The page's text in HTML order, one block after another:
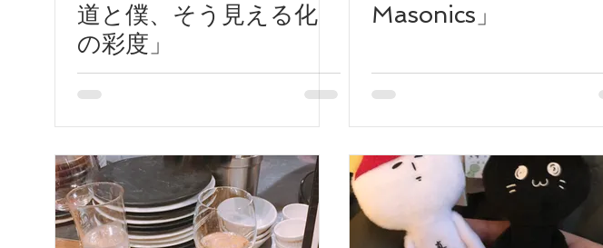
道と僕、そう見える化
の彩度」
Masonics」